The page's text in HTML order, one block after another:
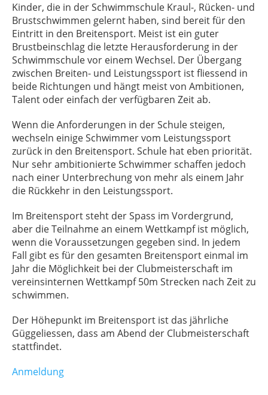
Kinder, die in der Schwimmschule Kraul-, Rücken- und
Brustschwimmen gelernt haben, sind bereit für den
Eintritt in den Breitensport. Meist ist ein guter
Brustbeinschlag die letzte Herausforderung in der
Schwimmschule vor einem Wechsel. Der Übergang
zwischen Breiten- und Leistungssport ist fliessend in
beide Richtungen und hängt meist von Ambitionen,
Talent oder einfach der verfügbaren Zeit ab.
Wenn die Anforderungen in der Schule steigen,
wechseln einige Schwimmer vom Leistungssport
zurück in den Breitensport. Schule hat eben priorität.
Nur sehr ambitionierte Schwimmer schaffen jedoch
nach einer Unterbrechung von mehr als einem Jahr
die Rückkehr in den Leistungssport.
Im Breitensport steht der Spass im Vordergrund,
aber die Teilnahme an einem Wettkampf ist möglich,
wenn die Voraussetzungen gegeben sind. In jedem
Fall gibt es für den gesamten Breitensport einmal im
Jahr die Möglichkeit bei der Clubmeisterschaft im
vereinsinternen Wettkampf 50m Strecken nach Zeit zu
schwimmen.
Der Höhepunkt im Breitensport ist das jährliche
Güggeliessen, dass am Abend der Clubmeisterschaft
stattfindet.
Anmeldung